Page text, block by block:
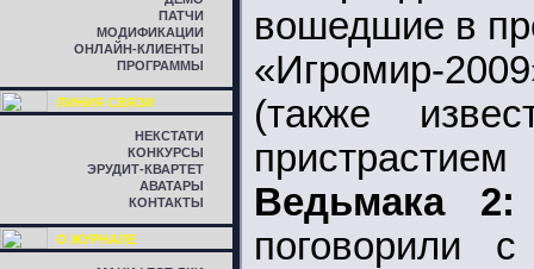
ПАТЧИ
МОДИФИКАЦИИ
ОНЛАЙН-КЛИЕНТЫ
ПРОГРАММЫ
ЛИНИЯ СВЯЗИ
НЕКСТАТИ
КОНКУРСЫ
ЭРУДИТ-КВАРТЕТ
АВАТАРЫ
КОНТАКТЫ
О ЖУРНАЛЕ
вошедшие в
«Игромир-
(также
Ведьмака
поговорили